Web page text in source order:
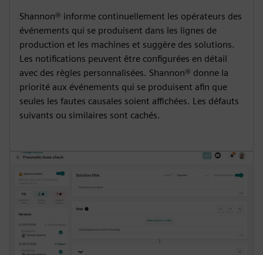
Shannon® informe continuellement les opérateurs des
événements qui se produisent dans les lignes de
production et les machines et suggère des solutions.
Les notifications peuvent être configurées en détail
avec des règles personnalisées. Shannon® donne la
priorité aux événements qui se produisent afin que
seules les fautes causales soient affichées. Les défauts
suivants ou similaires sont cachés.